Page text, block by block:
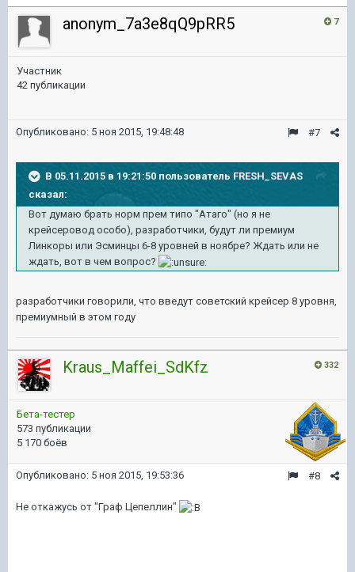
7
anonym_7a3e8qQ9pRR5
Участник
42 публикации
#7
Опубликовано: 5 ноя 2015, 19:48:48
В 05.11.2015 в 19:21:50 пользователь FRESH_SEVAS
сказал:
Вот думаю брать норм прем типо "Атаго" (но я не
крейсеровод особо), разработчики, будут ли премиум
Линкоры или Эсминцы 6-8 уровней в ноябре? Ждать или не
ждать, вот в чем вопрос?
разработчики говорили, что введут советский крейсер 8 уровня,
премиумный в этом году
332
Kraus_Maffei_SdKfz
Бета-тестер
573 публикации
5 170 боёв
#8
Опубликовано: 5 ноя 2015, 19:53:36
Не откажусь от "Граф Цепеллин"